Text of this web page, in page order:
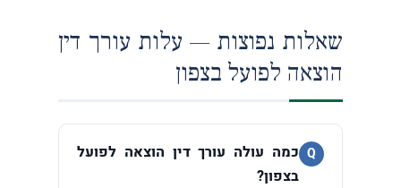
שאלות נפוצות — עלות עורך דין
הוצאה לפועל בצפון
Q כמה עולה עורך דין הוצאה לפועל
בצפון?